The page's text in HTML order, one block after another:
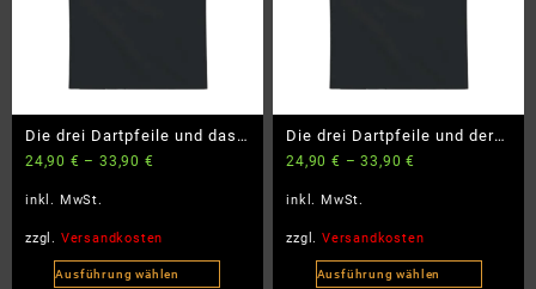
Produktseite
gewählt
werden
Produktseite
gewählt
werden
Die drei Dartpfeile und das
verfluchte Board –
BlackEdition – BigSize
24,90 € –33,90 €
inkl. MwSt.
zzgl. Versandkosten
Ausführung wählen
Die drei Dartpfeile und der
weinende Gegner –
BlackEdition – BigSize
24,90€ –33,90€
inkl. MwSt.
zzgl.Versandkosten
Ausführung wählen